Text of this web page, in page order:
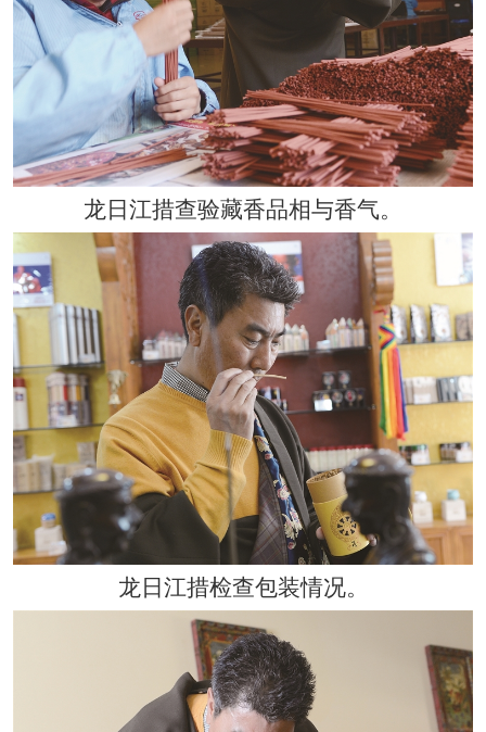
龙日江措查验藏香品相与香气。
龙日江措检查包装情况。